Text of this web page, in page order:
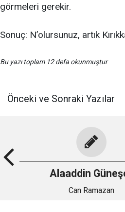
görmeleri gerekir.
Sonuç: N’olursunuz, artık
Bu yazı toplam 12 defa okunmuştur
Önceki ve Sonraki Yazılar
Alaaddin
Can Ramazan